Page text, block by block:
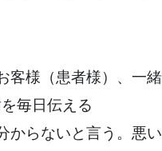
客様（患者様）、一緒
毎日伝える
からないと言う。悪い